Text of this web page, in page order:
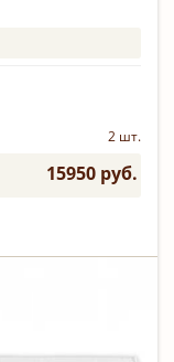
2 шт.
15950 руб.